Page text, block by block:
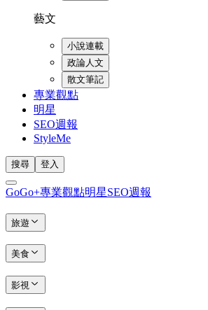
藝文
小說連載
政論人文
散文筆記
專業觀點
明星
SEO週報
StyleMe
搜尋 登入
GoGo+專業觀點明星SEO週報
旅遊
美食
影視